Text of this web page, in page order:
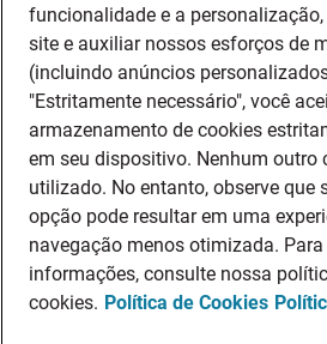
funcionalidade e a
site e auxiliar nossos esforços de
(incluindo anúncios
"Estritamente necessário", você
armazenamento de cookies
em seu dispositivo. Nenhum outro
utilizado. No entanto, observe que
opção pode resultar em uma
navegação menos otimizada.
informações, consulte nossa
cookies. Política de Cookies